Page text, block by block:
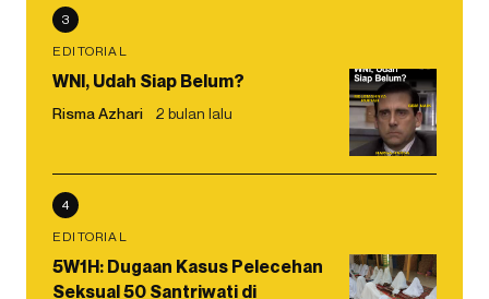
3
EDITORIAL
WNI, Udah Siap Belum?
Risma Azhari 2 bulan lalu
4
EDITORIAL
5W1H: Dugaan Kasus Pelecehan
Seksual 50 Santriwati di